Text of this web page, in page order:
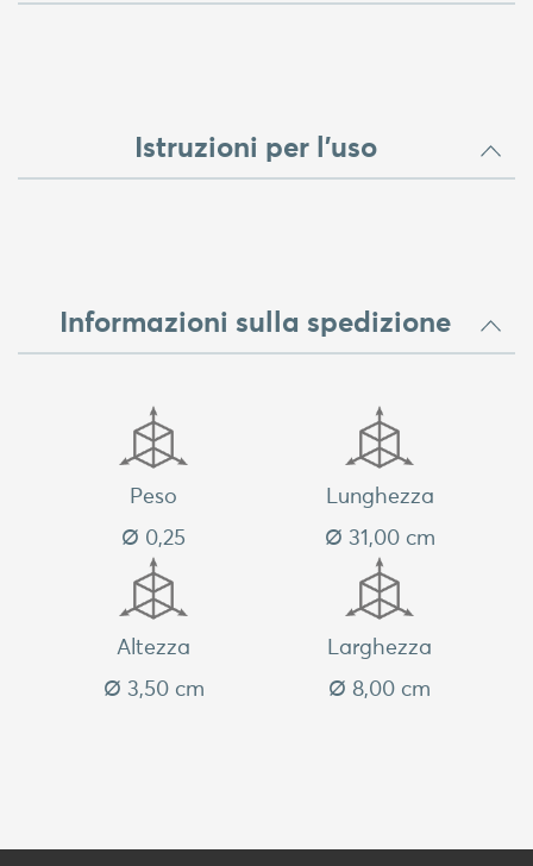
Istruzioni per l'uso
Informazioni sulla spedizione
Peso
Ø 0,25
Lunghezza
Ø 31,00 cm
Altezza
Ø 3,50 cm
Larghezza
Ø 8,00 cm